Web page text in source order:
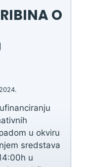
O
u okviru
sredstava
u